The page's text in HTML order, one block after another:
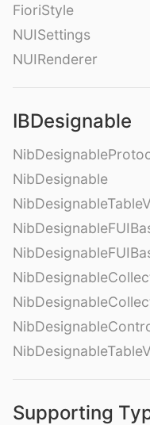
FioriStyle
NUISettings
NUIRenderer
IBDesignable
NibDesignable
Supporting